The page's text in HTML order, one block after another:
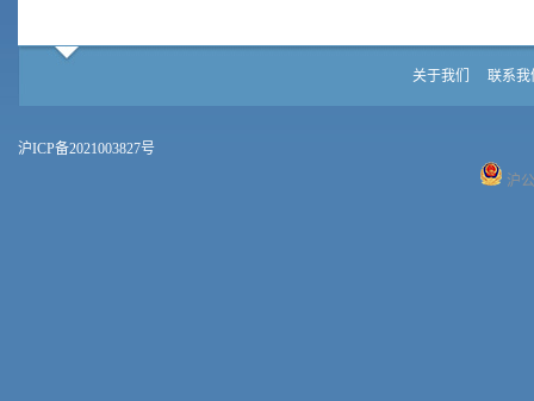
关于我们 联系我
沪ICP备2021003827号
沪